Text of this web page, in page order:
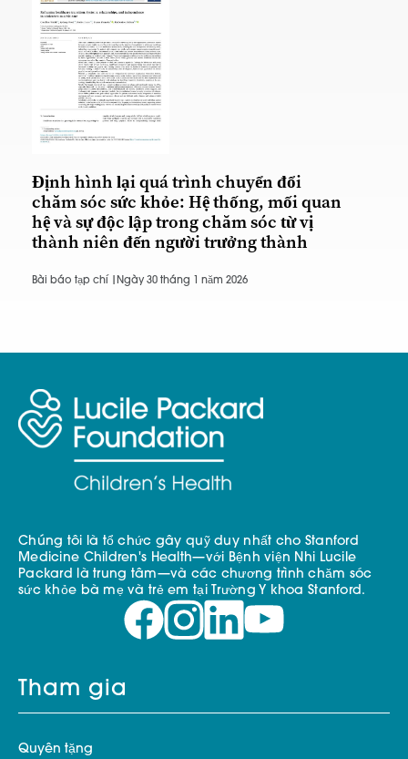
Định hình lại quá trình chuyển đổi
chăm sóc sức khỏe: Hệ thống, mối quan
hệ và sự độc lập trong chăm sóc từ vị
thành niên đến người trưởng thành
Bài báo tạp chí | Ngày 30 tháng 1 năm 2026
Chúng tôi là tổ chức gây quỹ duy nhất cho Stanford
Medicine Children's Health—với Bệnh viện Nhi Lucile
Packard là trung tâm—và các chương trình chăm sóc
sức khỏe bà mẹ và trẻ em tại Trường Y khoa Stanford.
Tham gia
Quyên tặng